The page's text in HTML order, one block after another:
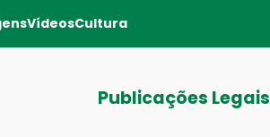
VídeosCultura
Publicações Legais